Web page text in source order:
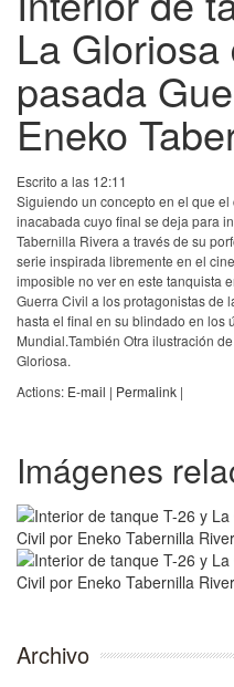
La
pasada
Eneko
Escrito a las 12:11
Siguiendo un concepto en el que
inacabada cuyo final se deja para
Tabernilla Rivera a través de su
serie inspirada libremente en el
imposible no ver en este tanquista
Guerra Civil a los protagonistas de
hasta el final en su blindado en los
Mundial.También Otra ilustración
Gloriosa.
Actions: E-mail | Permalink |
Imágenes
Archivo